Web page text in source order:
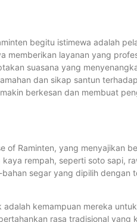
begitu istimewa adalah
memberikan layanan yang
suasana yang
dan sikap santun
berkesan dan membuat
of Raminten, yang menyajikan
rempah, seperti soto sapi,
segar yang dipilih dengan
kemampuan mereka
rasa tradisional yang